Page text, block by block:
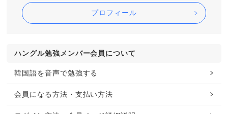
プロフィール
ハングル勉強メンバー会員について
韓国語を音声で勉強する
会員になる方法・支払い方法